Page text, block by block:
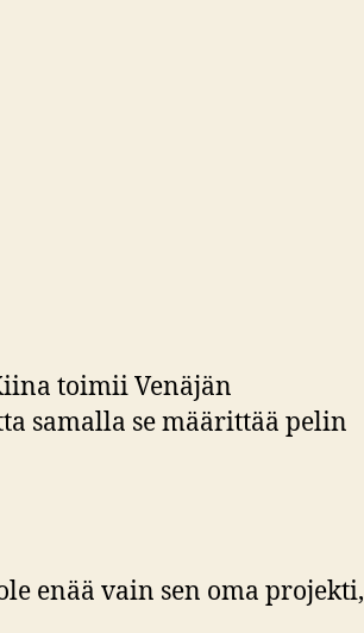
toimii Venäjän
samalla se määrittää pelin
enää vain sen oma projekti,